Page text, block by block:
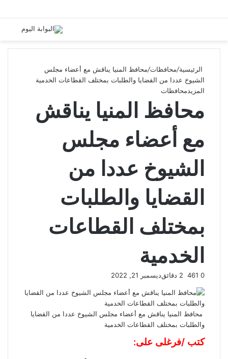
الرئيسية/محافظات/محافظ المنيا يناقش مع أعضاء مجلس
الشيوخ عددا من القضايا والطلبات بمختلف القطاعات الخدمية
المزيدمحافظات
محافظ المنيا يناقش
مع أعضاء مجلس
الشيوخ عددا من
القضايا والطلبات
بمختلف القطاعات
الخدمية
ديسمبر 21, 2022 0
محافظ المنيا يناقش مع أعضاء مجلس الشيوخ عددا من القضايا
والطلبات بمختلف القطاعات الخدمية
كتب /فرغلى على: